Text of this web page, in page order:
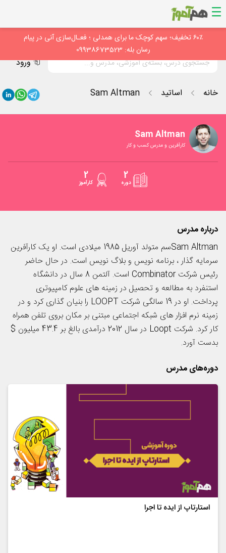
ورود
۶۰٪ تخفیف؛ سهم کوچک ما برای همدلی ؛ فعـال‌سازی آنی در پیام
رسان بله: 09938673523
خانه اساتید Sam Altman
Sam Altman
کارآفرین و مدرس کسب و کار
2
دوره
2
کارآموز
درباره مدرس
Sam Altmanسم متولد آوریل 1985 میلادی است. او یک کارآفرین
سرمایه گذار ، برنامه نویس و بلاگ نویس است. در حال حاضر
رئیس شرکت Combinator است. آلتمن 8 سال در دانشگاه
استنفرد به مطالعه و تحصیل در زمینه های علوم کامپیوتری
پرداخت. او در 19 سالگی شرکت LOOPT را بنیان گذاری کرد و در
زمینه نرم افزار های شبکه اجتماعی مبتنی بر مکان بروی تلفن همراه
کار کرد. شرکت Loopt در سال 2012 درآمدی بالغ بر 43.4 میلیون $
بدست آورد.
دوره‌های مدرس
استارتاپ از ایده تا اجرا